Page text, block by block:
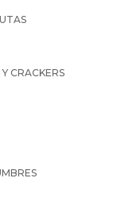
CRACKERS